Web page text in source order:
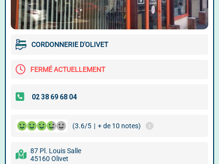
CORDONNERIE D'OLIVET
FERMÉ ACTUELLEMENT
(3.6/5 | + de 10 notes)
87 Pl. Louis Salle
45160 Olivet